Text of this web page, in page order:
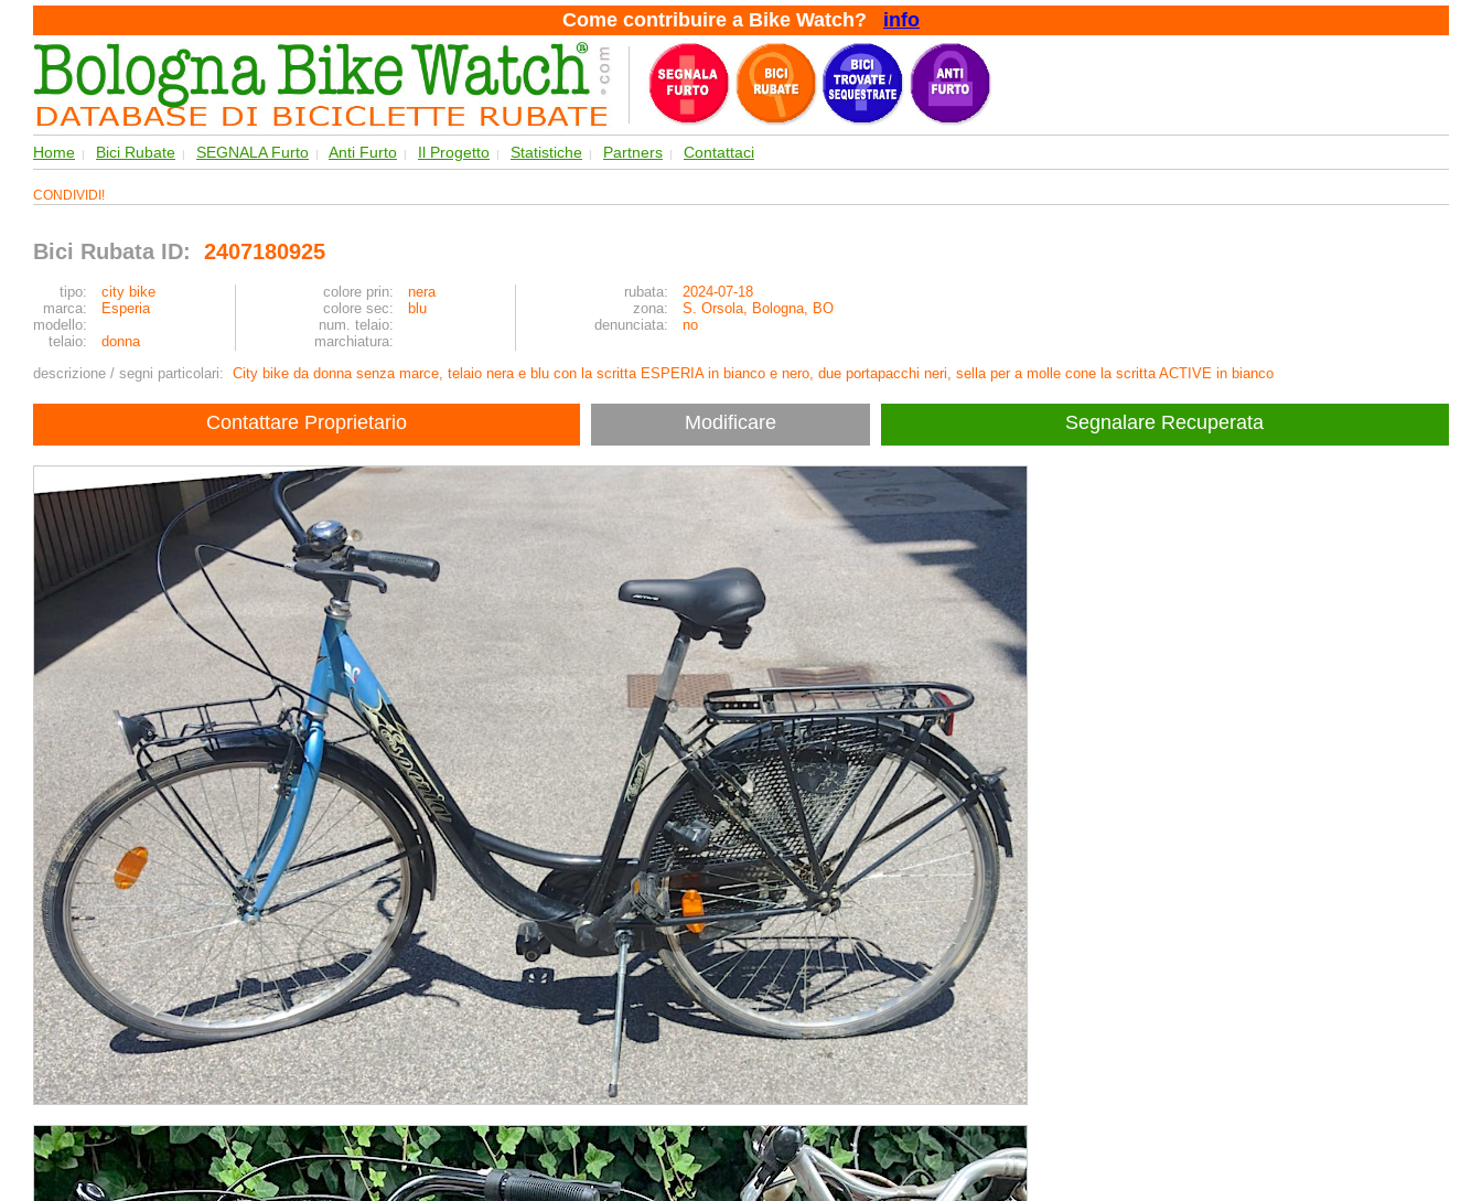
Come contribuire a Bike Watch? info
Home | Bici Rubate | SEGNALA Furto | Anti Furto | Il Progetto | Statistiche | Partners | Contattaci
CONDIVIDI!
Bici Rubata ID: 2407180925
tipo: city bike colore prin: nera rubata:
2024-07-18
marca:
Esperia colore sec: blu zona:
S. Orsola, Bologna, BO
modello:
num. telaio: denunciata:
no
telaio:
donna
marchiatura:
descrizione / segni particolari: City bike da donna senza marce, telaio nera e blu con la scritta ESPERIA in bianco e nero, due portapacchi neri, sella per a molle cone la scritta ACTIVE in bianco
Contattare Proprietario Modificare Segnalare Recuperata